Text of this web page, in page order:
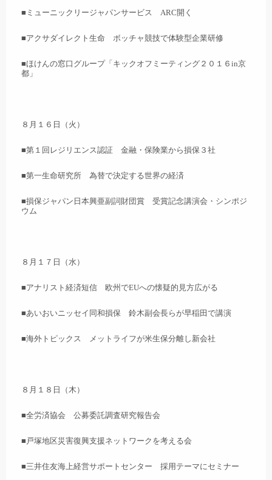
■ミューニックリージャパンサービス ARC開く
■アクサダイレクト生命 ボッチャ競技で体験型企業研修
■ほけんの窓口グループ「キックオフミーティング２０１６in京
都」
８月１６日（火）
■第１回レジリエンス認証 金融・保険業から損保３社
■第一生命研究所 為替で決定する世界の経済
■損保ジャパン日本興亜副詞財団賞 受賞記念講演会・シンポジ
ウム
８月１７日（水）
■アナリスト経済短信 欧州でEUへの懐疑的見方広がる
■あいおいニッセイ同和損保 鈴木副会長らが早稲田で講演
■海外トピックス メットライフが米生保分離し新会社
８月１８日（木）
■全労済協会 公募委託調査研究報告会
■戸塚地区災害復興支援ネットワークを考える会
■三井住友海上経営サポートセンター 採用テーマにセミナー